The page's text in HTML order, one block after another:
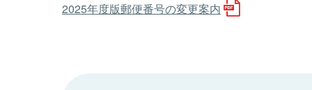
2025年度版郵便番号の変更案内